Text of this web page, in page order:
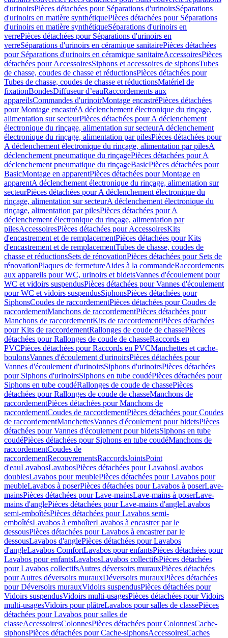
d'urinoirsPièces détachées pour Séparations d'urinoirsSéparations
d'urinoirs en matière synthétiquePièces détachées pour Séparations
d'urinoirs en matière synthétiqueSéparations d'urinoirs en
verrePièces détachées pour Séparations d'urinoirs en
verreSéparations d'urinoirs en céramique sanitairePièces détachées
pour Séparations d'urinoirs en céramique sanitaireAccessoiresPièces
détachées pour AccessoiresSiphons et accessoires de siphonsTubes
de chasse, coudes de chasse et réductionsPièces détachées pour
Tubes de chasse, coudes de chasse et réductionsMatériel de
fixationBondesDiffuseur d’eauRaccordements aux
appareilsCommandes d'urinoirMontage encastréPièces détachées
pour Montage encastréA déclenchement électronique du rinçage,
alimentation sur secteurPièces détachées pour A déclenchement
électronique du rinçage, alimentation sur secteurA déclenchement
électronique du rinçage, alimentation par pilesPièces détachées pour
A déclenchement électronique du rinçage, alimentation par pilesA
déclenchement pneumatique du rinçagePièces détachées pour A
déclenchement pneumatique du rinçageBasicPièces détachées pour
BasicMontage en apparentPièces détachées pour Montage en
apparentA déclenchement électronique du rinçage, alimentation sur
secteurPièces détachées pour A déclenchement électronique du
rinçage, alimentation sur secteurA déclenchement électronique du
rinçage, alimentation par pilesPièces détachées pour A
déclenchement électronique du rinçage, alimentation par
pilesAccessoiresPièces détachées pour AccessoiresKits
d'encastrement et de remplacementPièces détachées pour Kits
d'encastrement et de remplacementTubes de chasse, coudes de
chasse et réductionsSets de rénovationPièces détachées pour Sets de
rénovationPlaques de fermetureAides à la commandeRaccordements
aux appareils pour WC, urinoirs et bidetsVannes d'écoulement pour
WC et vidoirs suspendusPièces détachées pour Vannes d'écoulement
pour WC et vidoirs suspendusSiphonsPièces détachées pour
SiphonsCoudes de raccordementPièces détachées pour Coudes de
raccordementManchons de raccordementPièces détachées pour
Manchons de raccordementKits de raccordementPièces détachées
pour Kits de raccordementRallonges de coude de chassePièces
détachées pour Rallonges de coude de chasseRaccords en
PVCPièces détachées pour Raccords en PVCManchettes et cache-
boulonsVannes d'écoulement d'urinoirsPièces détachées pour
Vannes d'écoulement d'urinoirsSiphons d'urinoirsPièces détachées
pour Siphons d'urinoirsSiphons en tube coudéPièces détachées pour
Siphons en tube coudéRallonges de coude de chassePièces
détachées pour Rallonges de coude de chasseManchons de
raccordementPièces détachées pour Manchons de
raccordementCoudes de raccordementPièces détachées pour Coudes
de raccordementManchettesVannes d'écoulement pour bidetsPièces
détachées pour Vannes d'écoulement pour bidetsSiphons en tube
coudéPièces détachées pour Siphons en tube coudéManchons de
raccordementCoudes de
raccordementRecouvrementsRaccordsJointsPoint
d'eauLavabosLavabosPièces détachées pour LavabosLavabos
doublesLavabos pour meublePièces détachées pour Lavabos pour
meubleLavabos à poserPièces détachées pour Lavabos à poserLave-
mainsPièces détachées pour Lave-mainsLave-mains à poserLave-
mains d'anglePièces détachées pour Lave-mains d'angleLavabos
semi-emboîtésPièces détachées pour Lavabos semi-
emboîtésLavabos à emboîterLavabos à encastrer par le
dessousPièces détachées pour Lavabos à encastrer par le
dessousLavabos d'anglePièces détachées pour Lavabos
d'angleLavabos ComfortLavabos pour enfantsPièces détachées pour
Lavabos pour enfantsLavabosLavabos collectifsPièces détachées
pour Lavabos collectifsAutres déversoirs murauxPièces détachées
pour Autres déversoirs murauxDéversoirs murauxPièces détachées
pour Déversoirs murauxVidoirs suspendusPièces détachées pour
Vidoirs suspendusVidoirs multi-usagesPièces détachées pour Vidoirs
multi-usagesVidoirs pour plâtreLavabos pour salles de classePièces
détachées pour Lavabos pour salles de
classeAccessoiresColonnesPièces détachées pour ColonnesCache-
siphonsPièces détachées pour Cache-siphonsAccessoiresCaches